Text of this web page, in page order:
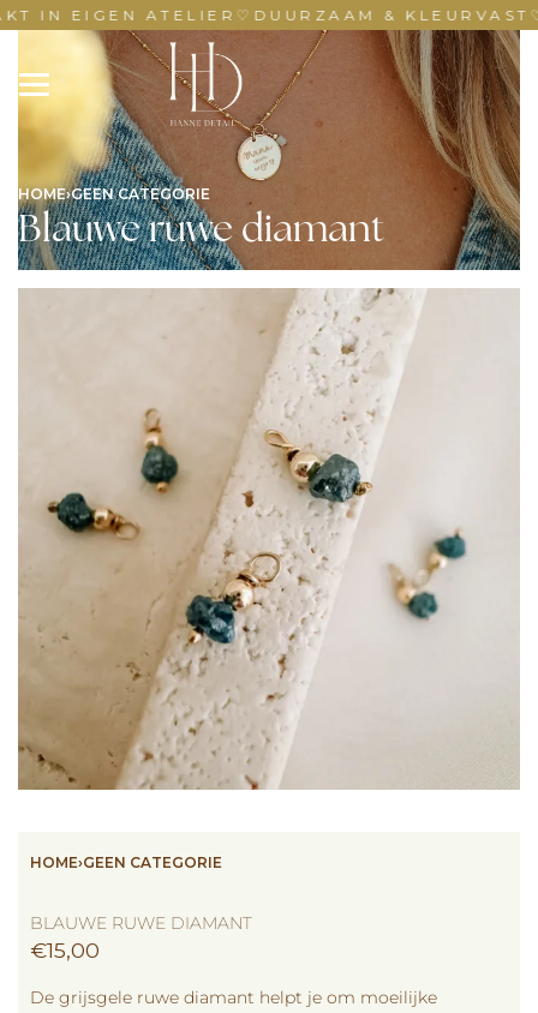
IN EIGEN ATELIER ♡ DUURZAAM & KLEURVAST♡
HOME›GEEN CATEGORIE
Blauwe ruwe diamant
HOME›GEEN CATEGORIE
BLAUWE RUWE DIAMANT
€15,00
De grijsgele ruwe diamant helpt je om moeilijke